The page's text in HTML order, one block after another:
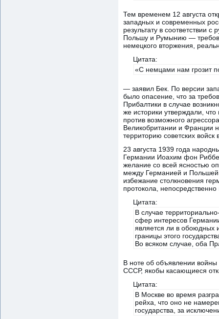
Тем временем 12 августа
западных и современных
результату в соответствии
Польшу и Румынию —
немецкого вторжения,
Цитата:
«С немцами нам грозит
— заявил Бек. По версии
было опасение, что за
Прибалтики в случае
же историки утверждали,
против возможного
Великобритании и Франции
территорию советских
23 августа 1939 года
Германии Иоахим фон
желание со всей ясностью
между Германией и Польшей
избежание столкновения
протокола,
Цитата:
В случае
сфер интересов
является ли в обоюдных
границы этого
Во всяком случае, оба
В ноте об объявлении
СССР, якобы касающиеся
Цитата:
В Москве во время
рейха, что оно не
государства, за